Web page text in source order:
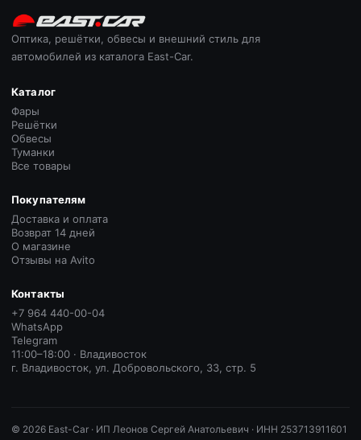
Оптика, решётки, обвесы и внешний стиль для
автомобилей из каталога East-Car.
Каталог
Фары
Решётки
Обвесы
Туманки
Все товары
Покупателям
Доставка и оплата
Возврат 14 дней
О магазине
Отзывы на Avito
Контакты
+7 964 440-00-04
WhatsApp
Telegram
11:00–18:00 · Владивосток
г. Владивосток, ул. Добровольского, 33, стр. 5
© 2026 East-Car · ИП Леонов Сергей Анатольевич · ИНН 253713911601